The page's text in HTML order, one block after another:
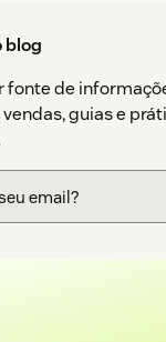
blog
fonte de
guias e